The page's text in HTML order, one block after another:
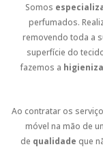
Somos
perfumados.
removendo toda a
superfície do
fazemos a
Ao contratar os
móvel na mão de
de qualidade que